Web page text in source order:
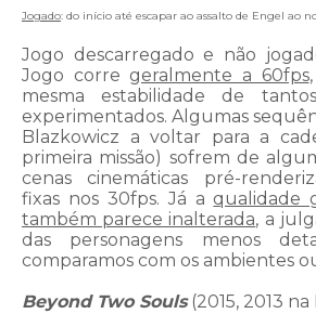
Jogado: do início até escapar ao assalto de Engel ao
Jogo descarregado e não
Jogo corregeralmente a 60fps
mesma estabilidade de
experimentados. Algumas
Blazkowicz a voltar para a
primeira missão) sofrem de
cenas cinemáticas pré-
fixas nos 30fps. Já aqualidade
também parece inalterada, a
das personagens menos
comparamos com os ambientes
Beyond Two Souls(2015, 2013 na